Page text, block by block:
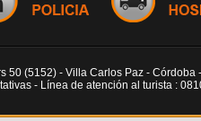
50 (5152) - Villa Carlos Paz - Córdoba
- Línea de atención al turista :